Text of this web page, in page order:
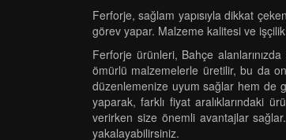
Ferforje, sağlam yapısıyla dikkat
görev yapar. Malzeme kalitesi ve
Ferforje ürünleri, Bahçe
ömürlü malzemelerle üretilir, bu da
düzenlemenize uyum sağlar hem de
yaparak, farklı fiyat aralıklarındaki
verirken size önemli avantajlar
yakalayabilirsiniz.